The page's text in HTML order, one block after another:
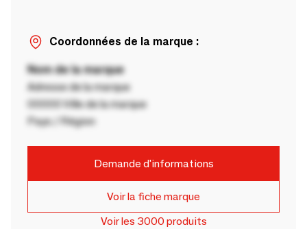
Coordonnées de la marque :
Nom de la marque
Adresse de la marque
00000 Ville de la marque
Pays / Région
Demande d'informations
Voir la fiche marque
Voir les 3000 produits